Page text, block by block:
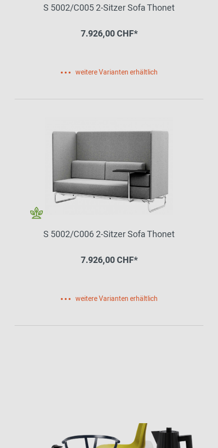
S 5002/C005 2-Sitzer Sofa Thonet
7.926,00 CHF*
weitere Varianten erhältlich
S 5002/C006 2-Sitzer Sofa Thonet
7.926,00 CHF*
weitere Varianten erhältlich